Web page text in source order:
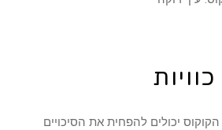
יכולים להפחית את הסיכויים